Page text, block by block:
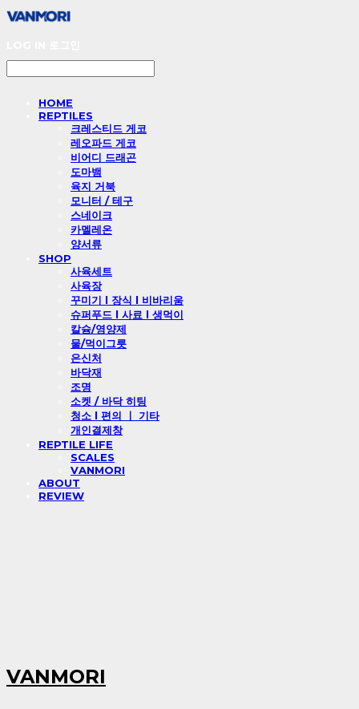
HOME
REPTILES
크레스티드 게코
레오파드 게코
비어디 드래곤
도마뱀
육지 거북
모니터 / 테구
스네이크
카멜레온
양서류
SHOP
사육세트
사육장
꾸미기 l 장식 l 비바리움
슈퍼푸드 l 사료 l 생먹이
칼슘/영양제
물/먹이그릇
은신처
바닥재
조명
소켓 / 바닥 히팅
청소 l 편의 ㅣ 기타
개인결제창
REPTILE LIFE
SCALES
VANMORI
ABOUT
REVIEW
VANMORI